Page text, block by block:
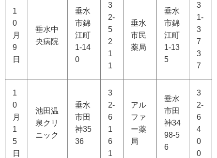
1
0
月
9
日
垂水中
央病院
垂水
市錦
江町
1-14
0
3
2-
5
2
1
1
垂水
市民
薬局
垂水
市錦
江町
1-13
5
3
1-
3
7
3
7
1
0
月
1
5
日
池田温
泉クリ
ニック
垂水
市田
神35
36
3
2-
6
1
6
1
アル
ファ
ー薬
局
垂水
市田
神34
98-5
6
3
2-
6
4
0
0